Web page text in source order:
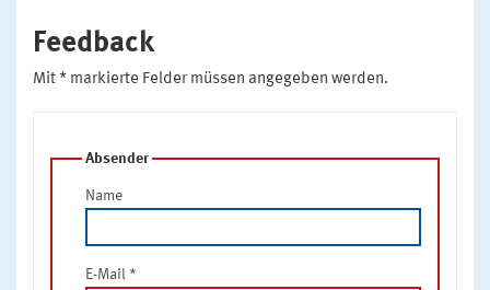
Feedback
Mit * markierte Felder müssen angegeben werden.
Absender
Name
E-Mail *